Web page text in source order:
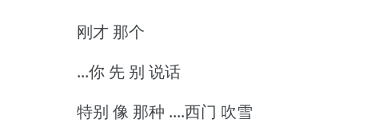
刚才 那个
...你 先 别 说话
特别 像 那种 ....西门 吹雪